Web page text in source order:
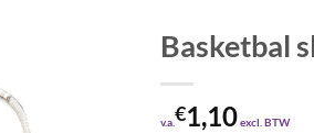
Basketbal
v.a.€1,10excl. BTW